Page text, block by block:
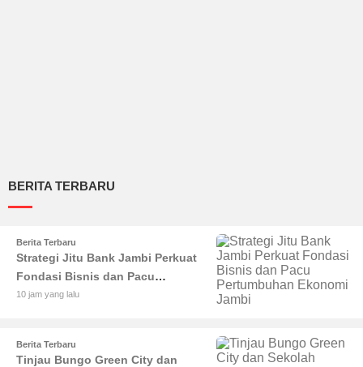
BERITA TERBARU
Berita Terbaru
Strategi Jitu Bank Jambi Perkuat
Fondasi Bisnis dan Pacu
Pertumbuhan Ekonomi Jambi
10 jam yang lalu
Berita Terbaru
Tinjau Bungo Green City dan